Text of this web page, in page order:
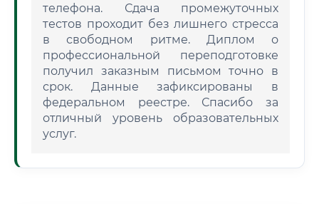
телефона. Сдача промежуточных
тестов проходит без лишнего стресса
в свободном ритме. Диплом о
профессиональной переподготовке
получил заказным письмом точно в
срок. Данные зафиксированы в
федеральном реестре. Спасибо за
отличный уровень образовательных
услуг.